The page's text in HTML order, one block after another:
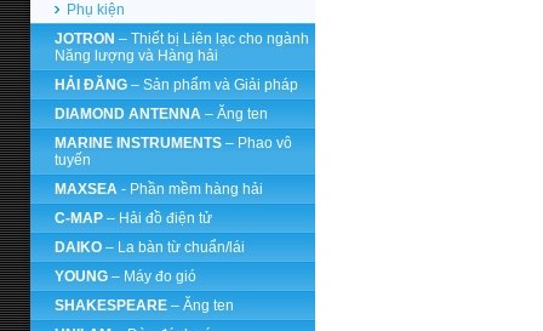
Phụ kiện
JOTRON – Thiết bị Liên lạc cho ngành
Năng lượng và Hàng hải
HẢI ĐĂNG – Sản phẩm và Giải pháp
DIAMOND ANTENNA – Ăng ten
MARINE INSTRUMENTS – Phao vô
tuyến
MAXSEA - Phần mềm hàng hải
C-MAP – Hải đồ điện tử
DAIKO – La bàn từ chuẩn/lái
YOUNG – Máy đo gió
SHAKESPEARE – Ăng ten